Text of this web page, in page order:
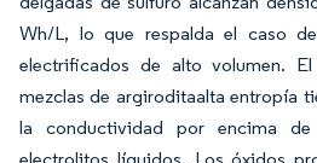
Wh/L, lo que respalda el caso
electrificados de alto volumen.
mezclas de argiroditaalta entropía
la conductividad por encima